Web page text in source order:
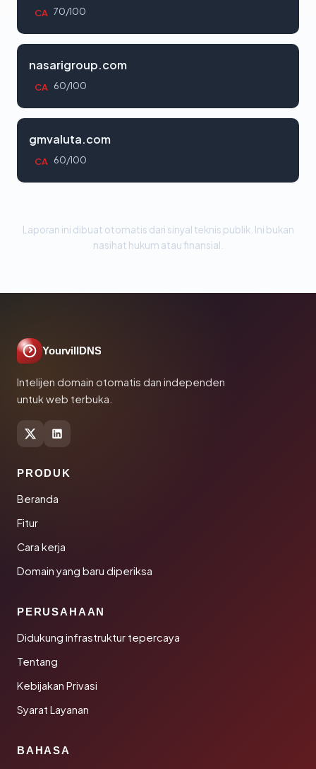
CA 70/100
nasarigroup.com
CA 60/100
gmvaluta.com
CA 60/100
Laporan ini dibuat otomatis dari sinyal teknis publik. Ini bukan
nasihat hukum atau finansial.
YourvillDNS
Intelijen domain otomatis dan independen
untuk web terbuka.
PRODUK
Beranda
Fitur
Cara kerja
Domain yang baru diperiksa
PERUSAHAAN
Didukung infrastruktur tepercaya
Tentang
Kebijakan Privasi
Syarat Layanan
BAHASA